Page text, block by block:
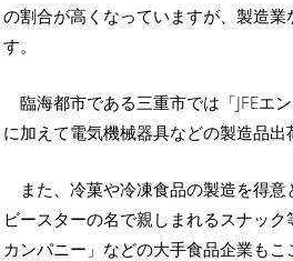
の割合が高くなっていますが、製造
す。
臨海都市である三重市では「JFEエ
に加えて電気機械器具などの製造品出
また、冷菓や冷凍食品の製造を得
ビースターの名で親しまれるスナッ
カンパニー」などの大手食品企業も